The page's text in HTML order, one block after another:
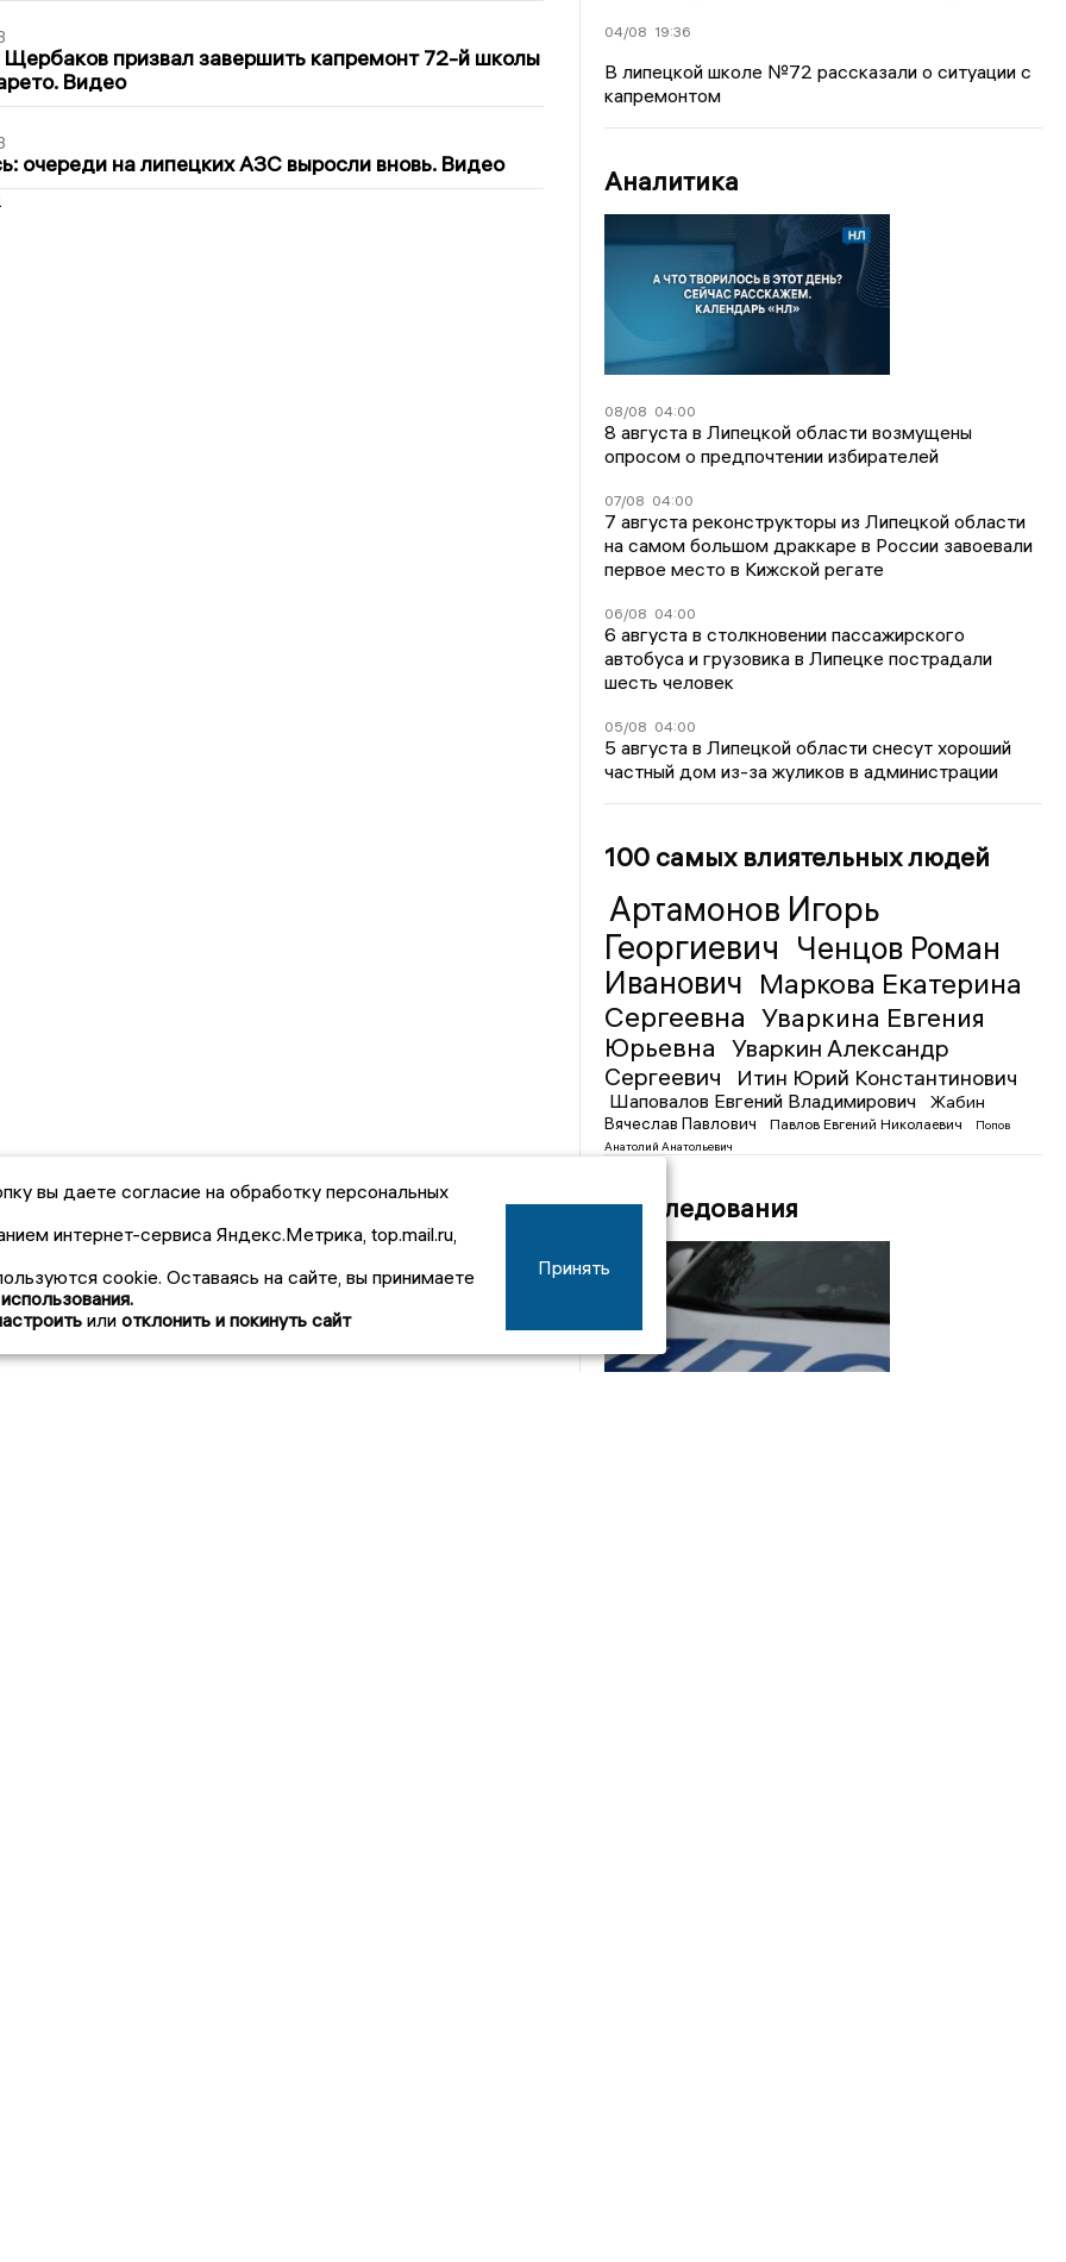
призвал завершить капремонт 72-й школы
Видео
очереди на липецких АЗС выросли вновь. Видео
04/08 19:36
В липецкой школе №72 рассказали о ситуации с
капремонтом
Аналитика
08/08 04:00
8 августа в Липецкой области возмущены
опросом о предпочтении избирателей
07/08 04:00
7 августа реконструкторы из Липецкой области
на самом большом драккаре в России завоевали
первое место в Кижской регате
06/08 04:00
6 августа в столкновении пассажирского
автобуса и грузовика в Липецке пострадали
шесть человек
05/08 04:00
5 августа в Липецкой области снесут хороший
частный дом из-за жуликов в администрации
100 самых влиятельных людей
Артамонов Игорь
Георгиевич Ченцов Роман
Иванович Маркова Екатерина
Сергеевна Уваркина Евгения
Юрьевна
Уваркин Александр
Сергеевич
Итин Юрий Константинович
Шаповалов Евгений Владимирович
Жабин
Вячеслав Павлович
Павлов Евгений Николаевич
Попов
Анатолий Анатольевич
Расследования
вы даете согласие на обработку персональных
интернет-сервиса Яндекс.Метрика, top.mail.ru,
cookie. Оставаясь на сайте, вы принимаете
или отклонить и покинуть сайт
Принять